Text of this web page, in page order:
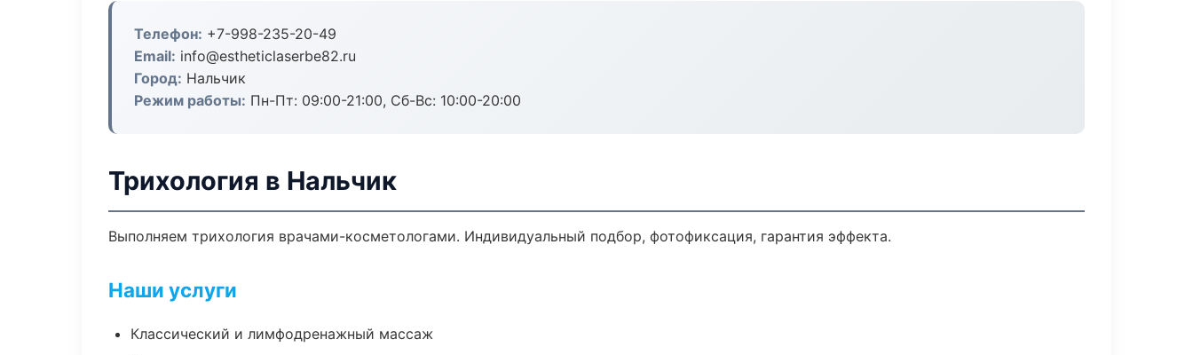
Телефон: +7-998-235-20-49
Email: info@estheticlaserbe82.ru
Город: Нальчик
Режим работы: Пн-Пт: 09:00-21:00, Сб-Вс: 10:00-20:00
Трихология в Нальчик
Выполняем трихология врачами-косметологами. Индивидуальный подбор, фотофиксация, гарантия эффекта.
Наши услуги
Классический и лимфодренажный массаж